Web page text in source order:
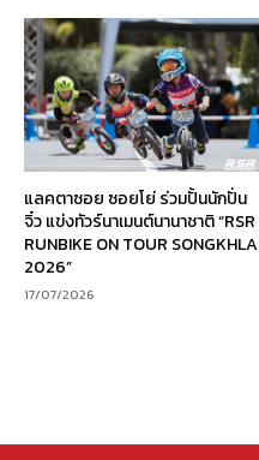
แลคตาซอย ซอยโย่ ร่วมปั้นนักปั่น
จิ๋ว แข่งทัวร์นาเมนต์นานาชาติ “RSR
RUNBIKE ON TOUR SONGKHLA
2026”
17/07/2026